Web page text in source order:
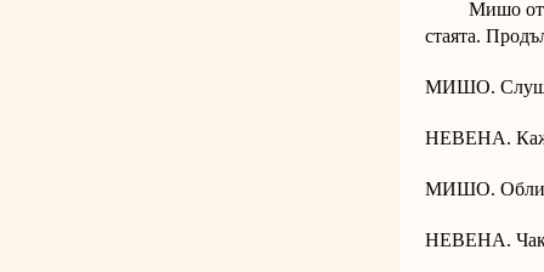
Мишо
стаята.
МИШО.
НЕВЕНА.
МИШО.
НЕВЕНА.